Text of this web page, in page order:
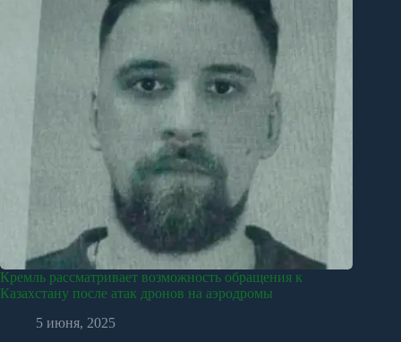
Кремль рассматривает возможность обращения к
Казахстану после атак дронов на аэродромы
5 июня, 2025